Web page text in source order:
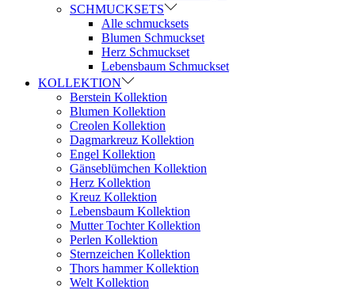
SCHMUCKSETS
Alle schmucksets
Blumen Schmuckset
Herz Schmuckset
Lebensbaum Schmuckset
KOLLEKTION
Berstein Kollektion
Blumen Kollektion
Creolen Kollektion
Dagmarkreuz Kollektion
Engel Kollektion
Gänseblümchen Kollektion
Herz Kollektion
Kreuz Kollektion
Lebensbaum Kollektion
Mutter Tochter Kollektion
Perlen Kollektion
Sternzeichen Kollektion
Thors hammer Kollektion
Welt Kollektion